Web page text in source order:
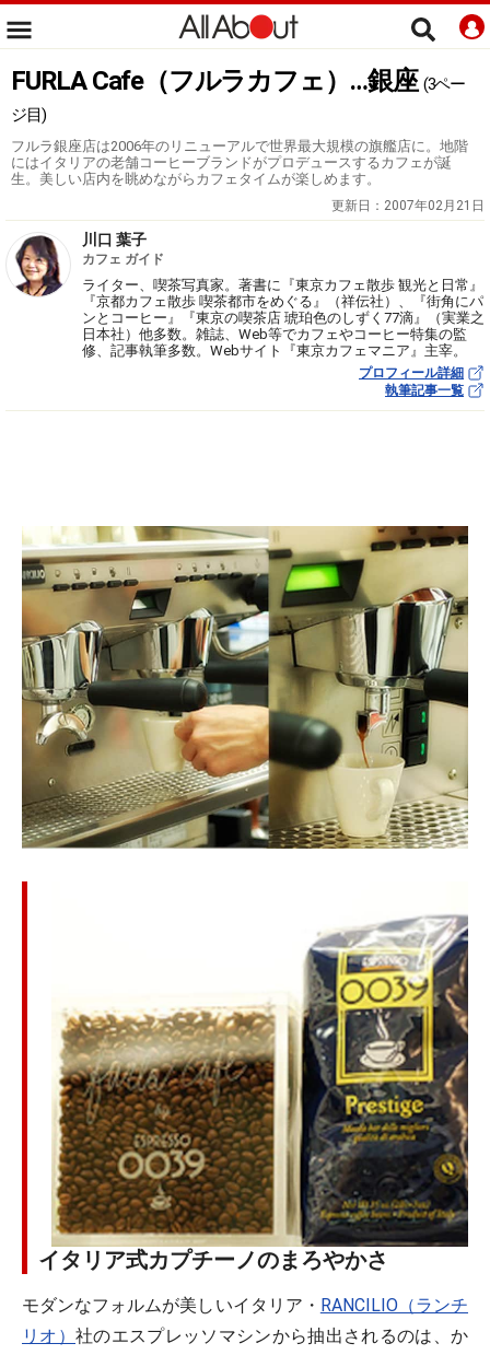
FURLA Cafe（フルラカフェ）…銀座 (3ペー
ジ目)
フルラ銀座店は2006年のリニューアルで世界最大規模の旗艦店に。地階
にはイタリアの老舗コーヒーブランドがプロデュースするカフェが誕
生。美しい店内を眺めながらカフェタイムが楽しめます。
更新日： 2007年02月21日
川口 葉子
カフェ ガイド
ライター、喫茶写真家。著書に『東京カフェ散歩 観光と日常』
『京都カフェ散歩 喫茶都市をめぐる』（祥伝社）、『街角にパ
ンとコーヒー』『東京の喫茶店 琥珀色のしずく77滴』（実業之
日本社）他多数。雑誌、Web等でカフェやコーヒー特集の監
修、記事執筆多数。Webサイト『東京カフェマニア』主宰。
プロフィール詳細
執筆記事一覧
イタリア式カプチーノのまろやかさ
モダンなフォルムが美しいイタリア・ RANCILIO（ランチ
リオ） 社のエスプレッソマシンから抽出されるのは、か